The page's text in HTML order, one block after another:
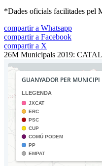
*Dades oficials facilitades pel
compartir a Whatsapp
compartir a Facebook
compartir a X
26M Municipals 2019: